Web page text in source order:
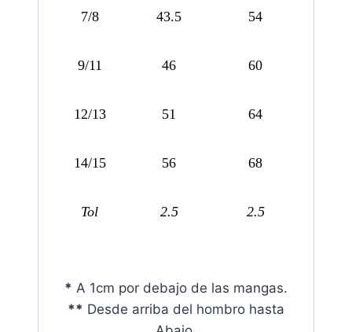
7/8 43.5 54
9/11 46 60
12/13 51 64
14/15 56 68
Tol 2.5 2.5
* A 1cm por debajo de las mangas.
** Desde arriba del hombro hasta